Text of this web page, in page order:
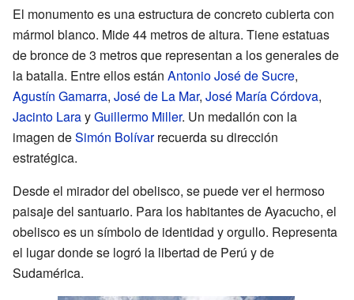
El monumento es una estructura de concreto cubierta con
mármol blanco. Mide 44 metros de altura. Tiene estatuas
de bronce de 3 metros que representan a los generales de
la batalla. Entre ellos están Antonio José de Sucre,
Agustín Gamarra, José de La Mar, José María Córdova,
Jacinto LarayGuillermo Miller. Un medallón con la
imagen deSimón Bolívarrecuerda su dirección
estratégica.
Desde el mirador del obelisco, se puede ver el hermoso
paisaje del santuario. Para los habitantes de Ayacucho, el
obelisco es un símbolo de identidad y orgullo. Representa
el lugar donde se logró la libertad de Perú y de
Sudamérica.